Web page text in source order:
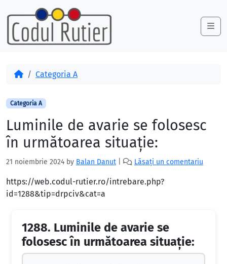
Skip to content
Skip to footer
AcasăCategoria A
Categoria A
Luminile de avarie se folosesc
în următoarea situaţie:
21 noiembrie 2024 by Balan Danut Lăsați un comentariu
https://web.codul-rutier.ro/intrebare.php?
id=1288&tip=drpciv&cat=a
1288. Luminile de avarie se
folosesc în următoarea situaţie: